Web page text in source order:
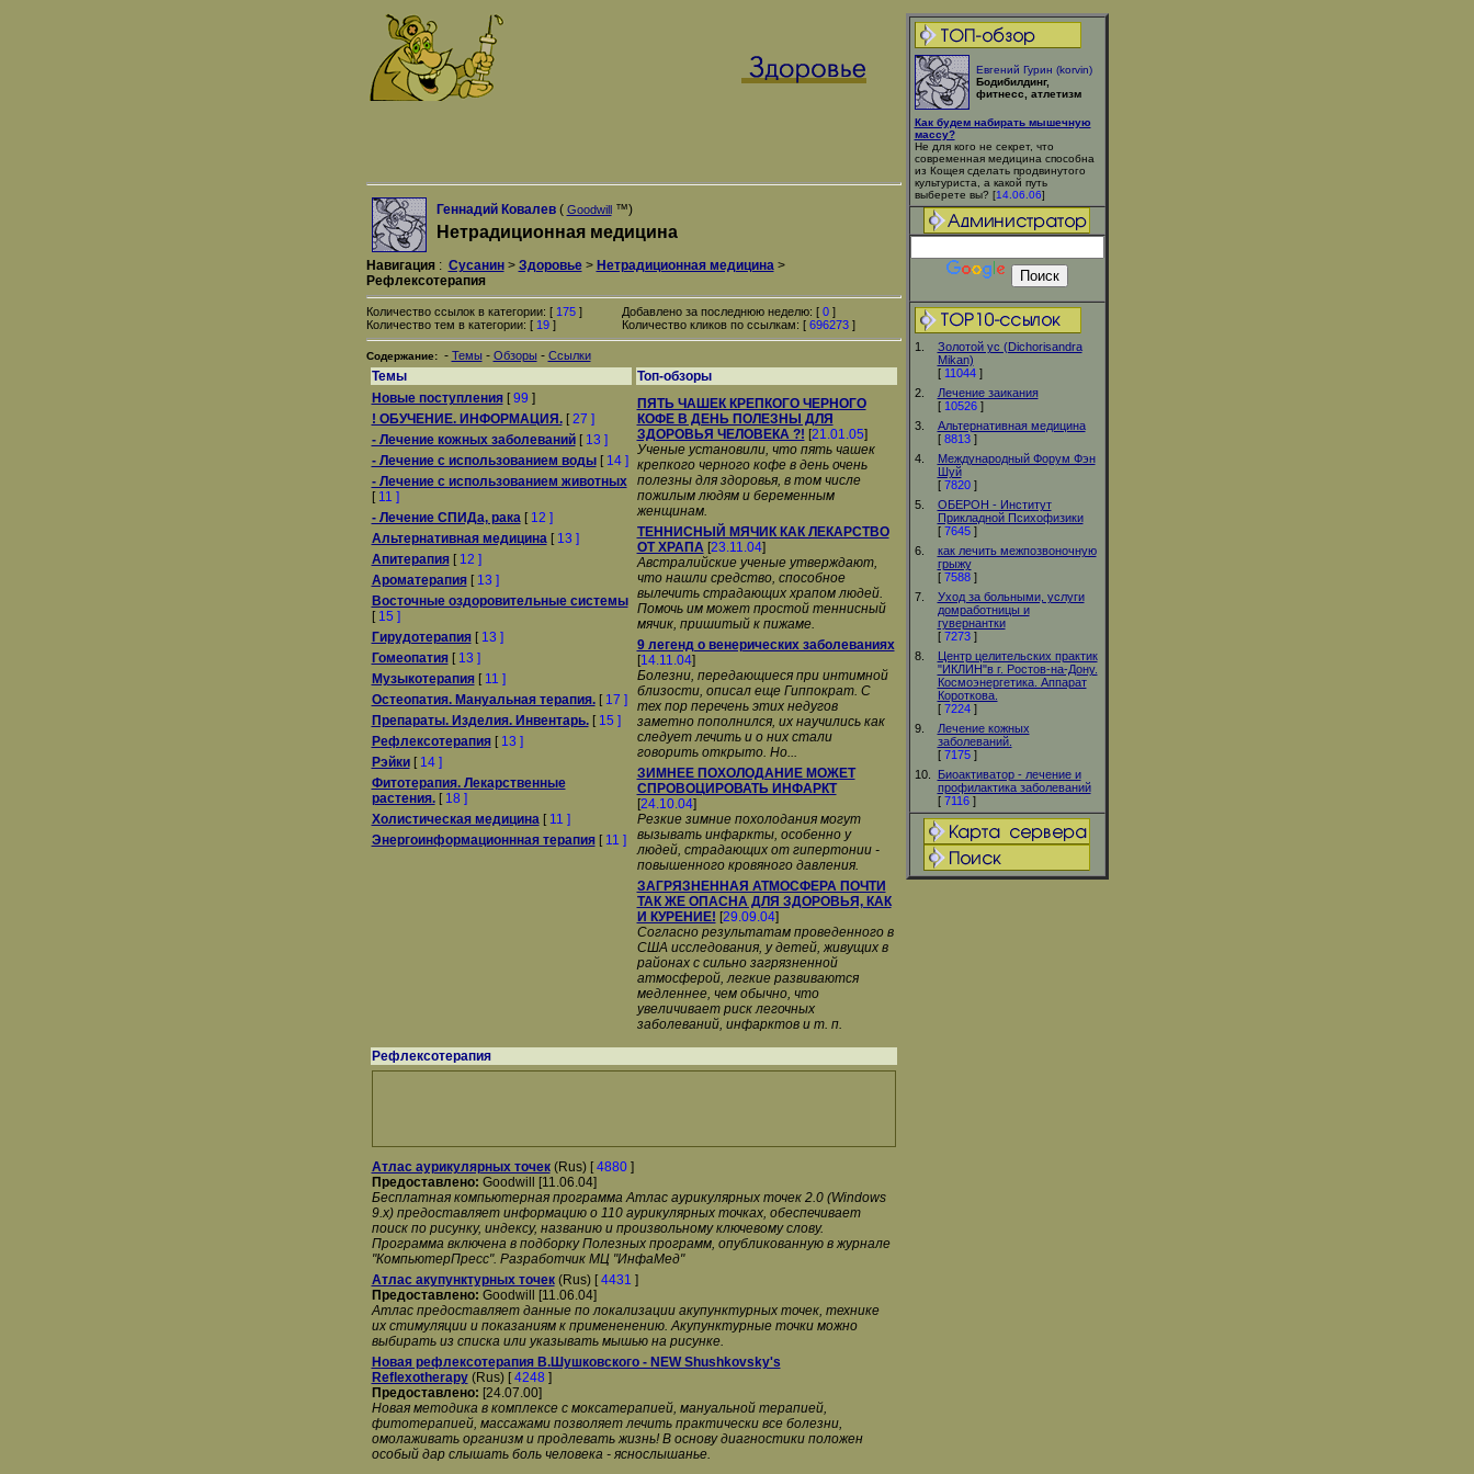
Евгений Гурин (korvin)
Бодибилдинг,
фитнесс, атлетизм
Как будем набирать мышечную
массу?
Не для кого не секрет, что
современная медицина способна
из Кощея сделать продвинутого
культуриста, а какой путь
выберете вы? [14.06.06]
1.
Золотой ус (Dichorisandra
Mikan)
[ 11044]
2.
Лечение заикания
[ 10526]
3.
Альтернативная медицина
[ 8813]
4.
Международный Форум Фэн
Шуй
[ 7820]
5.
ОБЕРОН - Институт
Прикладной Психофизики
[ 7645]
6.
как лечить межпозвоночную
грыжу
[ 7588]
7.
Уход за больными, услуги
домработницы и
гувернантки
[ 7273]
8.
Центр целительских практик
"ИКЛИН"в г. Ростов-на-Дону.
Космоэнергетика. Аппарат
Короткова.
[ 7224]
9.
Лечение кожных
заболеваний.
[ 7175]
10.
Биоактиватор - лечение и
профилактика заболеваний
[ 7116]
Геннадий Ковалев( Goodwill™)
Нетрадиционная медицина
Навигация: Сусанин> Здоровье> Нетрадиционная медицина>
Рефлексотерапия
Количество ссылок в категории: [ 175]
Количество тем в категории: [ 19]
Добавлено за последнюю неделю: [ 0]
Количество кликов по ссылкам: [ 696273]
Содержание: - Темы - Обзоры - Ссылки
Темы
Топ-обзоры
Новые поступления[99 ]
! ОБУЧЕНИЕ. ИНФОРМАЦИЯ.[27 ]
- Лечение кожных заболеваний[ 13 ]
- Лечение с использованием воды[ 14 ]
- Лечение с использованием животных
[ 11 ]
- Лечение СПИДа, рака[ 12 ]
Альтернативная медицина[ 13 ]
Апитерапия[ 12 ]
Ароматерапия[ 13 ]
Восточные оздоровительные системы
[ 15 ]
Гирудотерапия[ 13 ]
Гомеопатия[ 13 ]
Музыкотерапия[ 11 ]
Остеопатия. Мануальная терапия.[ 17 ]
Препараты. Изделия. Инвентарь.[ 15 ]
Рефлексотерапия[ 13 ]
Рэйки[ 14 ]
Фитотерапия. Лекарственные
растения.[ 18 ]
Холистическая медицина[ 11 ]
Энергоинформационнная терапия[ 11 ]
ПЯТЬ ЧАШЕК КРЕПКОГО ЧЕРНОГО
КОФЕ В ДЕНЬ ПОЛЕЗНЫ ДЛЯ
ЗДОРОВЬЯ ЧЕЛОВЕКА ?! [21.01.05]
Ученые установили, что пять чашек
крепкого черного кофе в день очень
полезны для здоровья, в том числе
пожилым людям и беременным
женщинам.
ТЕННИСНЫЙ МЯЧИК КАК ЛЕКАРСТВО
ОТ ХРАПА[23.11.04]
Австралийские ученые утверждают,
что нашли средство, способное
вылечить страдающих храпом людей.
Помочь им может простой теннисный
мячик, пришитый к пижаме.
9 легенд о венерических заболеваниях
[14.11.04]
Болезни, передающиеся при интимной
близости, описал еще Гиппократ. С
тех пор перечень этих недугов
заметно пополнился, их научились как
следует лечить и о них стали
говорить открыто. Но...
ЗИМНЕЕ ПОХОЛОДАНИЕ МОЖЕТ
СПРОВОЦИРОВАТЬ ИНФАРКТ
[24.10.04]
Резкие зимние похолодания могут
вызывать инфаркты, особенно у
людей, страдающих от гипертонии -
повышенного кровяного давления.
ЗАГРЯЗНЕННАЯ АТМОСФЕРА ПОЧТИ
ТАК ЖЕ ОПАСНА ДЛЯ ЗДОРОВЬЯ, КАК
И КУРЕНИЕ! [29.09.04]
Согласно результатам проведенного в
США исследования, у детей, живущих в
районах с сильно загрязненной
атмосферой, легкие развиваются
медленнее, чем обычно, что
увеличивает риск легочных
заболеваний, инфарктов и т. п.
Рефлексотерапия
Атлас аурикулярных точек(Rus) [4880]
Предоставлено: Goodwill [11.06.04]
Бесплатная компьютерная программа Атлас аурикулярных точек 2.0 (Windows
9.x) предоставляет информацию о 110 аурикулярных точках, обеспечивает
поиск по рисунку, индексу, названию и произвольному ключевому слову.
Программа включена в подборку Полезных программ, опубликованную в журнале
"КомпьютерПресс". Разработчик МЦ "ИнфаМед"
Атлас акупунктурных точек(Rus) [4431 ]
Предоставлено: Goodwill [11.06.04]
Атлас предоставляет данные по локализации акупунктурных точек, технике
их стимуляции и показаниям к примененению. Акупунктурные точки можно
выбирать из списка или указывать мышью на рисунке.
Новая рефлексотерапия В.Шушковского - NEW Shushkovsky's
Reflexotherapy(Rus) [4248 ]
Предоставлено: [24.07.00]
Новая методика в комплексе с моксатерапией, мануальной терапией,
фитотерапией, массажами позволяет лечить практически все болезни,
омолаживать организм и продлевать жизнь! В основу диагностики положен
особый дар слышать боль человека - яснослышанье.